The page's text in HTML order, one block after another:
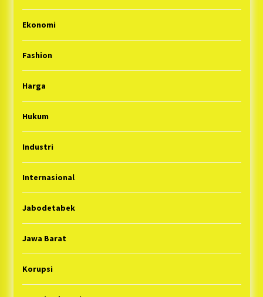
Ekonomi
Fashion
Harga
Hukum
Industri
Internasional
Jabodetabek
Jawa Barat
Korupsi